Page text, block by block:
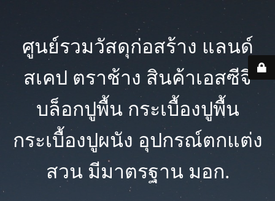
ศูนย์รวมวัสดุก่อสร้าง แลนด์
สเคป ตราช้าง สินค้าเอสซีจี
บล็อกปูพื้น กระเบื้องปูพื้น
กระเบื้องปูผนัง อุปกรณ์ตกแต่ง
สวน มีมาตรฐาน มอก.